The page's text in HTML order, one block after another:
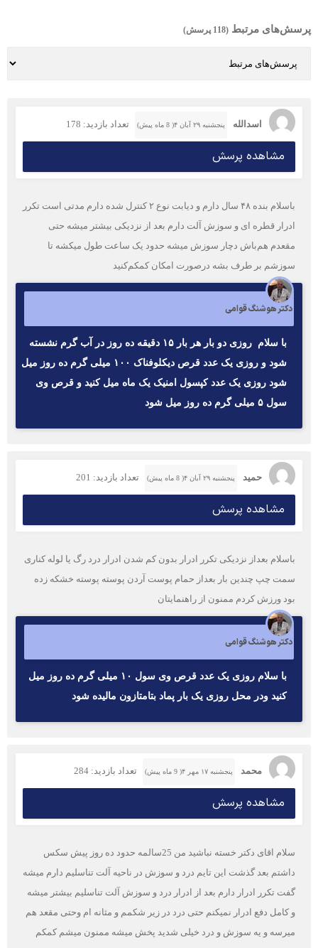
پرسش‌های مرتبط (118 پرسش)
اسدالله پنجشنبه ۲۹ آبان ۴( 8 ماه پیش) تعداد بازدید: 178
مشاهده پرسش
باسلام‌ بنده ۴۸ سال دارم و دیابت نوع ۲ کنترل شده دارم مدتی است تکرر
ادرار قطره ای و سوزش آلت دارم بعد از نزدیکی بیشتر میشه حتی
مقعدم هم‌باش دچار سوزش میشه حدود یک ساعت طول میکشه تا
سوزشم بر طرف بشه درصورت امکان کمکم‌کنید
دکتر هوشنگ قوامی
با سلام روزی دو بار هر بار ۱۵ دقیقه ده روز در آب گرم نشسته
شود و روزی یک عدد قرص دیکلوفناک ۱۰۰ میلی گرم ده روز میل
شود روزی یک عدد کپسول امنیک یک ماه میل کنید و قرص وی
سول ۵ میلی گرم ده روز میل شود
حمید پنجشنبه ۲۹ آبان ۴( 8 ماه پیش) تعداد بازدید: 201
مشاهده پرسش
باسلام بعداز نزدیکی تکرر ادرار بدون کم شدن ادرار درد رگ یا لوله کناری
سمت چپ چندین بار بعداز حمام پوست آردن پوسته پوسته خشکه زده
بود ورزش کردم ممنون از راهنمایتان
دکتر هوشنگ قوامی
با سلام روزی یک عدد قرص وی سول ۱۰ میلی گرم ده روز میل
کنید ودر محل روزی یک بار پماد بتامتازون مالیده شود
محمد پنجشنبه ۱۷ مهر ۴( 9 ماه پیش) تعداد بازدید: 284
مشاهده پرسش
سلام اقای دکتر خسته نباشید من 25سالمه حدود ده روز پیش سکس
داشتم بعد گذشت این تایم درد و سوزش در ناحیه آلت تناسلیم دارم میشه
گفت تکرر ادرار دارم بعد از ادرار درد و سوزش آلت تناسلیم بیشتر میشه
و کامل دفع ادرار نمیکنم حتی درد در زیر شکمم و مثانه ام وحتی مقعد هم
میرسه و یه سوزش و درد خیلی شدید پخش میشه ممنون میشم کمکم